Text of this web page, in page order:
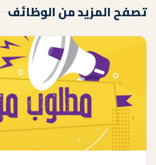
تصفح المزيد من الوظائف